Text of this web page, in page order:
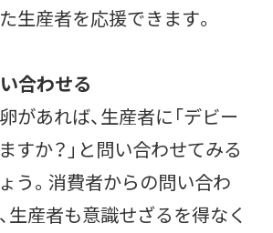
生産者を応援できます。
合わせる
があれば、生産者に「デビー
すか？」と問い合わせてみる
う。消費者からの問い合わ
生産者も意識せざるを得なく